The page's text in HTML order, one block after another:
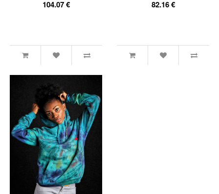
104.07 € 82.16 €